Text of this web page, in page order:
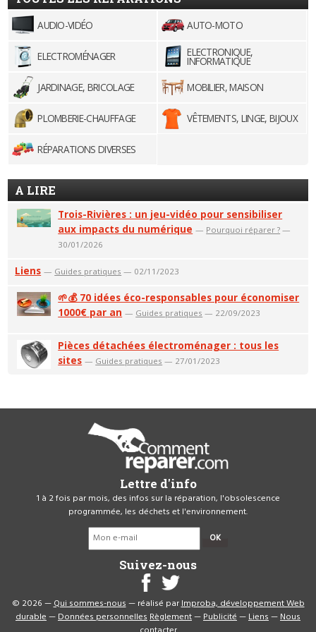
AUDIO-VIDÉO AUTO-MOTO
ELECTROMÉNAGER ELECTRONIQUE,
INFORMATIQUE
JARDINAGE, BRICOLAGE
MOBILIER, MAISON
PLOMBERIE-CHAUFFAGE VÊTEMENTS, LINGE, BIJOUX
RÉPARATIONS DIVERSES
A LIRE
Trois-Rivières : un jeu-vidéo pour sensibiliser
aux impacts du numérique — Pourquoi réparer ? —
30/01/2026
Liens — Guides pratiques — 02/11/2023
🌱💰 70 idées éco-responsables pour économiser
1000€ par an — Guides pratiques — 22/09/2023
Pièces détachées électroménager : tous les
sites — Guides pratiques — 27/01/2023
Lettre d'info
1 à 2 fois par mois, des infos sur la réparation, l'obsolescence
programmée, les déchets et l'environnement.
OK
Suivez-nous
© 2026 —Qui sommes-nous— réalisé parImproba, développement Web
durable—Données personnellesRèglement—Publicité—Liens—Nous